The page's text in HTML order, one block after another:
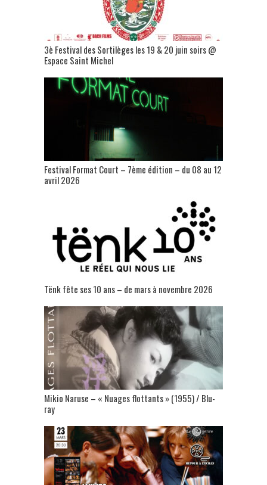
3è Festival des Sortilèges les 19 & 20 juin soirs @
Espace Saint Michel
Festival Format Court – 7ème édition – du 08 au 12
avril 2026
Tënk fête ses 10 ans – de mars à novembre 2026
Mikio Naruse – « Nuages flottants » (1955) / Blu-
ray